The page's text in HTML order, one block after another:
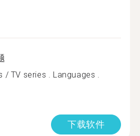
/ TV series . Languages .
下载软件